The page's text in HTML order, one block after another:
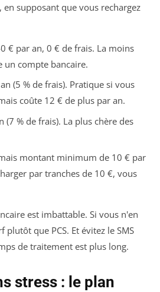
supposant que vous rechargez
€ par an, 0 € de frais. La moins
un compte bancaire.
(5 % de frais). Pratique si vous
coûte 12 € de plus par an.
% de frais). La plus chère des
montant minimum de 10 € par
par tranches de 10 €, vous
est imbattable. Si vous n'en
plutôt que PCS. Et évitez le SMS
de traitement est plus long.
stress : le plan